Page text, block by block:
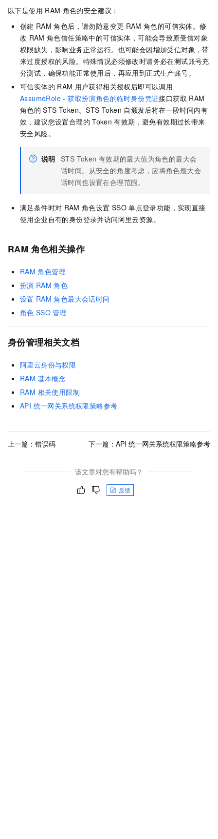
以下是使用 RAM 角色的安全建议：
创建 RAM 角色后，请勿随意变更 RAM 角色的可信实体。修
改 RAM 角色信任策略中的可信实体，可能会导致原受信对象
权限缺失，影响业务正常运行。也可能会因增加受信对象，带
来过度授权的风险。特殊情况必须修改时请务必在测试账号充
分测试，确保功能正常使用后，再应用到正式生产账号。
可信实体的 RAM 用户获得相关授权后即可以调用
AssumeRole - 获取扮演角色的临时身份凭证接口获取 RAM
角色的 STS Token。STS Token 自颁发后将在一段时间内有
效，建议您设置合理的 Token 有效期，避免有效期过长带来
安全风险。
说明 STS Token 有效期的最大值为角色的最大会
话时间。从安全的角度考虑，应将角色最大会
话时间也设置在合理范围。
满足条件时对 RAM 角色设置 SSO 单点登录功能，实现直接
使用企业自有的身份登录并访问阿里云资源。
RAM 角色相关操作
RAM 角色管理
扮演 RAM 角色
设置 RAM 角色最大会话时间
角色 SSO 管理
身份管理相关文档
阿里云身份与权限
RAM 基本概念
RAM 相关使用限制
API 统一网关系统权限策略参考
上一篇： 错误码 下一篇： API 统一网关系统权限策略参考
该文章对您有帮助吗？
反馈